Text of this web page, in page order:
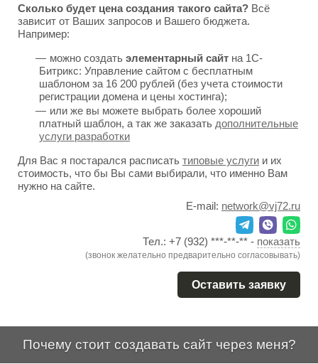
Сколько будет цена создания такого сайта? Всё
зависит от Ваших запросов и Вашего бюджета.
Например:
можно создать элементарный сайт на 1С-
Битрикс: Управление сайтом с бесплатным
шаблоном за 16 200 рублей (без учета стоимости
регистрации домена и цены хостинга);
или же вы можете выбрать более хороший
платный шаблон, а так же заказать дополнительные
услуги разработки
Для Вас я постарался расписать типовые услуги и их
стоимость, что бы Вы сами выбирали, что именно Вам
нужно на сайте.
E-mail: network@vj72.ru
Тел.: +7 (932) ***-**-** - показать
(звонок желательно предварительно согласовывать)
Оставить заявку
Почему стоит создавать сайт через меня?